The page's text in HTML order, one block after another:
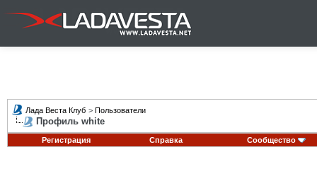
Лада Веста Клуб > Пользователи
Профиль white
Регистрация Справка Сообщество